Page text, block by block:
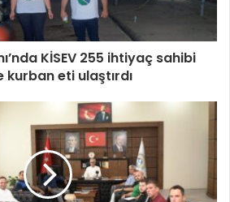
KİSEV 255 ihtiyaç sahibi
kurban eti ulaştırdı